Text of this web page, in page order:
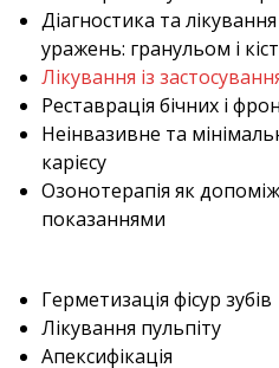
Діагностика та
уражень: гранульом і кіст
Лікування із
Реставрація бічних і
Неінвазивне та
карієсу
Озонотерапія як
показаннями
Герметизація фісур зубів
Лікування пульпіту
Апексифікація